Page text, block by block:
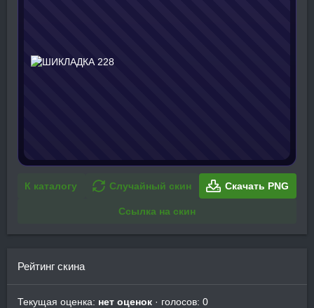
К каталогу Случайный скин Скачать PNG
Ссылка на скин
Рейтинг скина
Текущая оценка: нет оценок · голосов: 0